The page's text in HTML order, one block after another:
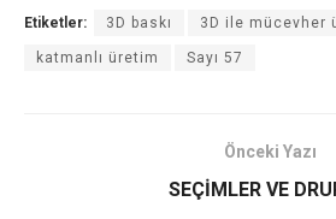
Etiketler: 3D baskı 3D ile mücevher
katmanlı üretim Sayı 57
Önceki Yazı
SEÇİMLER VE